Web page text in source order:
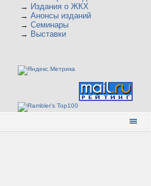
→ Издания о ЖКХ
→ Анонсы изданий
→ Семинары
→ Выставки